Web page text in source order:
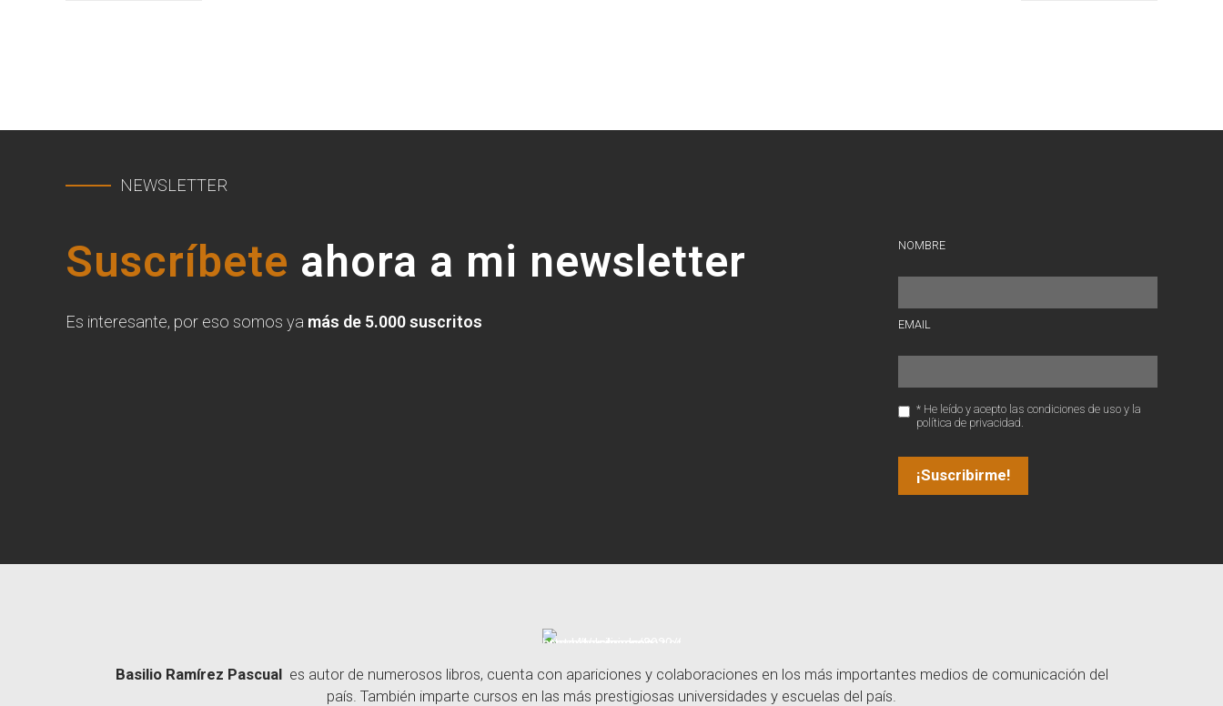
NEWSLETTER
Suscríbete ahora a mi newsletter
Es interesante, por eso somos ya más de 5.000 suscritos
NOMBRE
EMAIL
* He leído y acepto las condiciones de uso y la
política de privacidad.
Basilio Ramírez Pascual
es autor de numerosos libros, cuenta con apariciones y colaboraciones en los más importantes medios de comunicación del
país. También imparte cursos en las más prestigiosas universidades y escuelas del país.